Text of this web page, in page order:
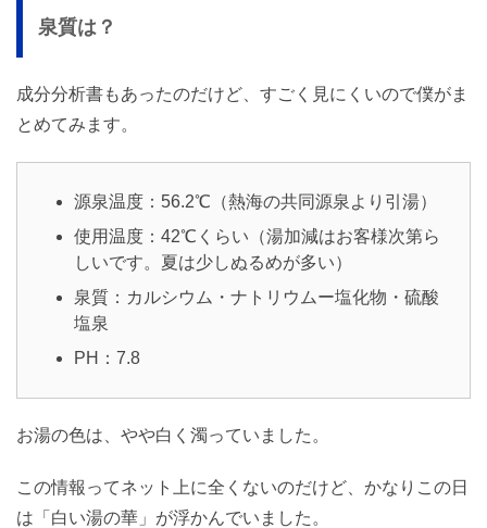
泉質は？
成分分析書もあったのだけど、すごく見にくいので僕がま
とめてみます。
源泉温度：56.2℃（熱海の共同源泉より引湯）
使用温度：42℃くらい（湯加減はお客様次第ら
しいです。夏は少しぬるめが多い）
泉質：カルシウム・ナトリウムー塩化物・硫酸
塩泉
PH：7.8
お湯の色は、やや白く濁っていました。
この情報ってネット上に全くないのだけど、かなりこの日
は「白い湯の華」が浮かんでいました。